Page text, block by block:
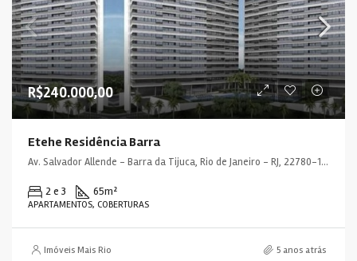
R$240.000,00
Etehe Residência Barra
Av. Salvador Allende - Barra da Tijuca, Rio de Janeiro - RJ, 22780-160, Brasil
2 e 3 65m²
APARTAMENTOS, COBERTURAS
Imóveis Mais Rio 5 anos atrás